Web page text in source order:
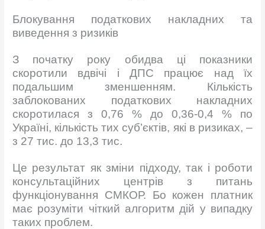
Блокування податкових накладних та
виведення з ризиків
З початку року обидва ці показники
скоротили вдвічі і ДПС працює над їх
подальшим зменшенням. Кількість
заблокованих податкових накладних
скоротилася з 0,76 % до 0,36-0,4 % по
Україні, кількість тих суб’єктів, які в ризиках, –
з 27 тис. до 13,3 тис.
Це результат як зміни підходу, так і роботи
консультаційних центрів з питань
функціонування СМКОР. Бо кожен платник
має розуміти чіткий алгоритм дій у випадку
таких проблем.